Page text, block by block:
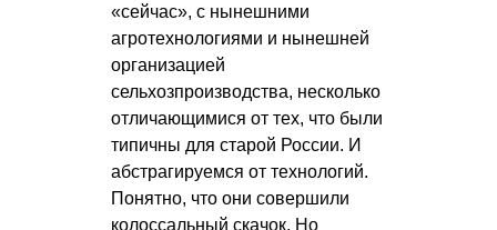
«сейчас», с нынешними
агротехнологиями и нынешней
организацией
сельхозпроизводства, несколько
отличающимися от тех, что были
типичны для старой России. И
абстрагируемся от технологий.
Понятно, что они совершили
колоссальный скачок. Но